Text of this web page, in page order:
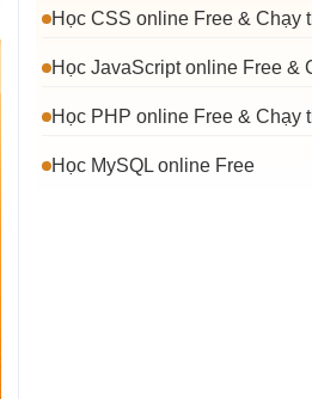
Cách Viết Quảng
Hấp Dẫn, Tăng
Học CSS online Free & Chạy
Học JavaScript online Free &
Học PHP online Free & Chạy
Học MySQL online Free